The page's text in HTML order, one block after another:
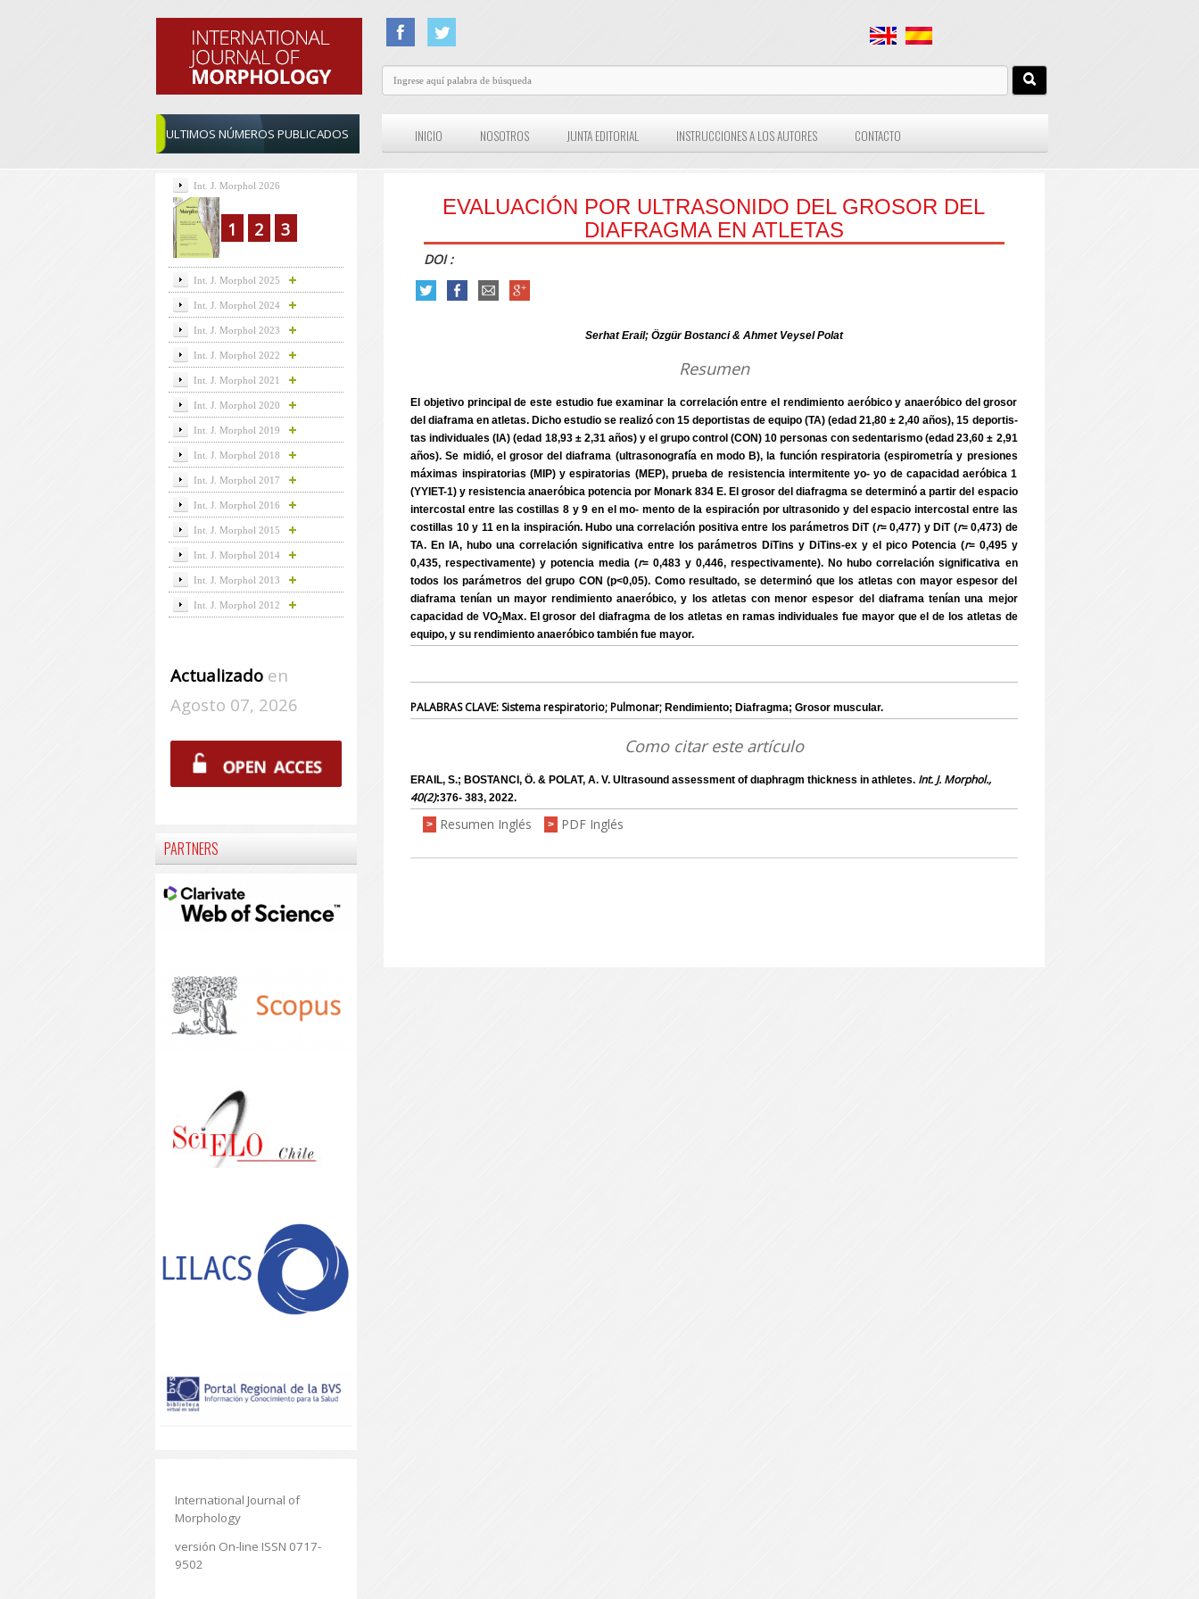
ULTIMOS NÚMEROS PUBLICADOS INICIO NOSOTROS JUNTA EDITORIAL INSTRUCCIONES A LOS AUTORES CONTACTO
EVALUACIÓN POR ULTRASONIDO DEL GROSOR DEL
DIAFRAGMA EN ATLETAS
DOI :
Serhat Erail; Özgür Bostanci & Ahmet Veysel Polat
Resumen
El objetivo principal de este estudio fue examinar la correlación entre el rendimiento aeróbico y anaeróbico del grosor
del diaframa en atletas. Dicho estudio se realizó con 15 deportistas de equipo (TA) (edad 21,80 ± 2,40 años), 15 deportis-
tas individuales (IA) (edad 18,93 ± 2,31 años) y el grupo control (CON) 10 personas con sedentarismo (edad 23,60 ± 2,91
años). Se midió, el grosor del diaframa (ultrasonografía en modo B), la función respiratoria (espirometría y presiones
máximas inspiratorias (MIP) y espiratorias (MEP), prueba de resistencia intermitente yo- yo de capacidad aeróbica 1
(YYIET-1) y resistencia anaeróbica potencia por Monark 834 E. El grosor del diafragma se determinó a partir del espacio
intercostal entre las costillas 8 y 9 en el mo- mento de la espiración por ultrasonido y del espacio intercostal entre las
costillas 10 y 11 en la inspiración. Hubo una correlación positiva entre los parámetros DiT (r= 0,477) y DiT (r= 0,473) de
TA. En IA, hubo una correlación significativa entre los parámetros DiTins y DiTins-ex y el pico Potencia (r= 0,495 y
0,435, respectivamente) y potencia media (r= 0,483 y 0,446, respectivamente). No hubo correlación significativa en
todos los parámetros del grupo CON (p<0,05). Como resultado, se determinó que los atletas con mayor espesor del
diaframa tenían un mayor rendimiento anaeróbico, y los atletas con menor espesor del diaframa tenían una mejor
capacidad de VO2Max. El grosor del diafragma de los atletas en ramas individuales fue mayor que el de los atletas de
equipo, y su rendimiento anaeróbico también fue mayor.
PALABRAS CLAVE: Sistemarespiratorio;Pulmonar; Rendimiento; Diafragma; Grosor muscular.
Como citar este artículo
ERAIL, S.; BOSTANCI, Ö. & POLAT, A. V. Ultrasound assessment of dıaphragm thickness in athletes. Int. J. Morphol.,
40(2):376- 383, 2022.
> Resumen Inglés > PDF Inglés
Int. J. Morphol 2026
1 2 3
Int. J. Morphol 2025
Int. J. Morphol 2024
Int. J. Morphol 2023
Int. J. Morphol 2022
Int. J. Morphol 2021
Int. J. Morphol 2020
Int. J. Morphol 2019
Int. J. Morphol 2018
Int. J. Morphol 2017
Int. J. Morphol 2016
Int. J. Morphol 2015
Int. J. Morphol 2014
Int. J. Morphol 2013
Int. J. Morphol 2012
Actualizadoen
Agosto 07, 2026
PARTNERS
International Journal of
Morphology
versión On-line ISSN 0717-
9502